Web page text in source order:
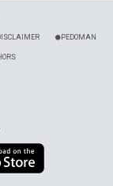
PEDOMAN